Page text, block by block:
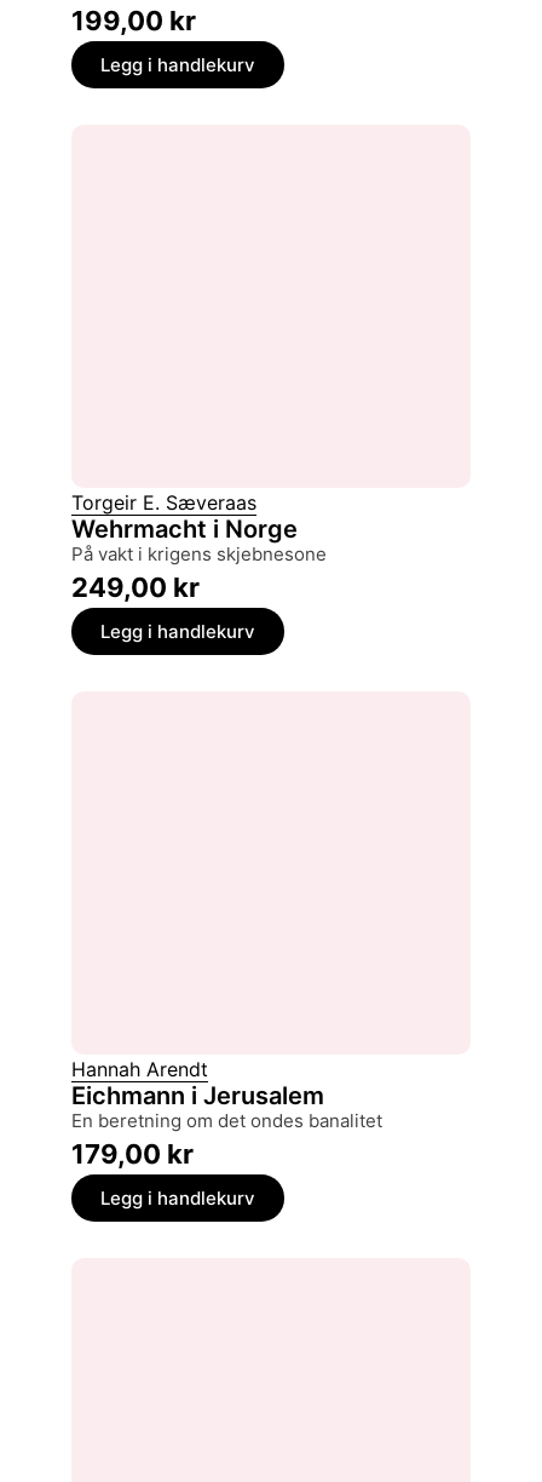
199,00 kr
Legg i handlekurv
Torgeir E. Sæveraas
Wehrmacht i Norge
på vakt i krigens skjebnesone
249,00 kr
Legg i handlekurv
Hannah Arendt
Eichmann i Jerusalem
en beretning om det ondes banalitet
179,00 kr
Legg i handlekurv